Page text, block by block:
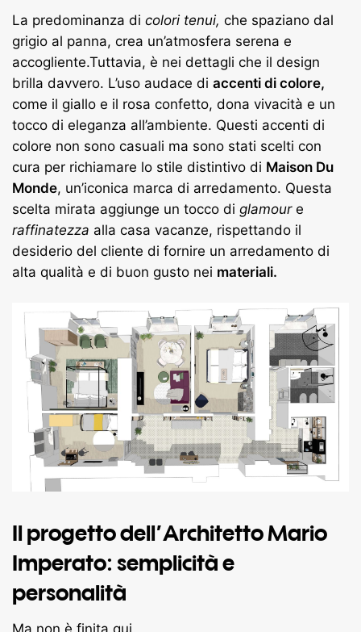
La predominanza di colori tenui, che spaziano dal
grigio al panna, crea un’atmosfera serena e
accogliente.Tuttavia, è nei dettagli che il design
brilla davvero. L’uso audace di accenti di colore,
come il giallo e il rosa confetto, dona vivacità e un
tocco di eleganza all’ambiente. Questi accenti di
colore non sono casuali ma sono stati scelti con
cura per richiamare lo stile distintivo di Maison Du
Monde, un’iconica marca di arredamento. Questa
scelta mirata aggiunge un tocco di glamoure
raffinatezza alla casa vacanze, rispettando il
desiderio del cliente di fornire un arredamento di
alta qualità e di buon gusto nei materiali.
Il progetto dell’Architetto Mario
Imperato: semplicità e
personalità
Ma non è finita qui.